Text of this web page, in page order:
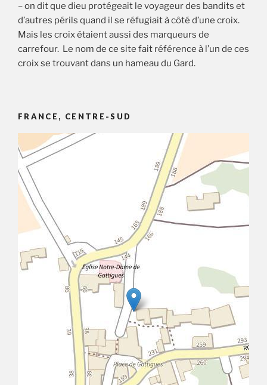
– on dit que dieu protégeait le voyageur des bandits et
d’autres périls quand il se réfugiait à côté d’une croix.
Mais les croix étaient aussi des marqueurs de
carrefour. Le nom de ce site fait référence à l’un de ces
croix se trouvant dans un hameau du Gard.
FRANCE, CENTRE-SUD